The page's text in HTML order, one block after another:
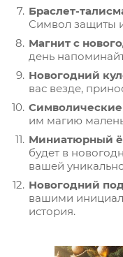
Браслет-
Символ защиты
Магнит с
день
Новогодний
вас везде,
им магию
Миниатюрный
будет в
вашей
Новогодний
вашими
история.